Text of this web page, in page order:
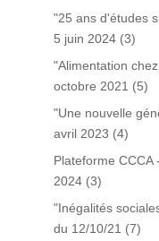
"25 ans d'études
5 juin 2024 (3)
"Alimentation
octobre 2021 (5)
"Une nouvelle
avril 2023 (4)
Plateforme CCCA
2024 (3)
"Inégalités
du 12/10/21 (7)